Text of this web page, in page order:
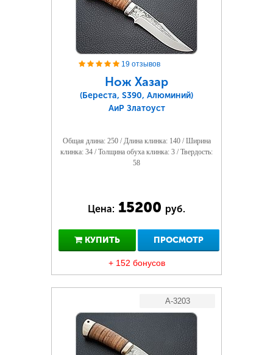
19 отзывов
Нож Хазар
(Береста, S390, Алюминий)
АиР Златоуст
Общая длина: 250 / Длина клинка: 140 / Ширина
клинка: 34 / Толщина обуха клинка: 3 / Твердость:
58
Цена: 15200 руб.
КУПИТЬ ПРОСМОТР
+ 152 бонусов
A-3203